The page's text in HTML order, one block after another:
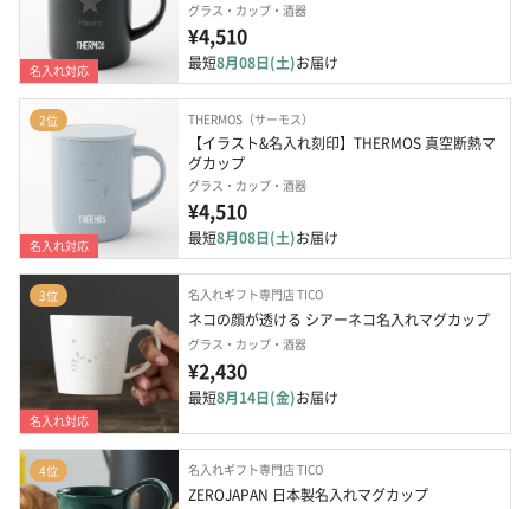
名入れ対応
グラス・カップ・酒器
¥4,510
最短8月08日(土)お届け
2位
名入れ対応
THERMOS（サーモス）
【イラスト&名入れ刻印】THERMOS 真空断熱マ
グカップ
グラス・カップ・酒器
¥4,510
最短8月08日(土)お届け
3位
名入れ対応
名入れギフト専門店 TICO
ネコの顔が透ける シアーネコ名入れマグカップ
グラス・カップ・酒器
¥2,430
最短8月14日(金)お届け
4位 名入れギフト専門店 TICO
ZEROJAPAN 日本製名入れマグカップ